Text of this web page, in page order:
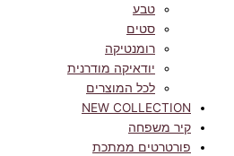
טבע
סטים
רומנטיקה
יודאיקה מודרנית
לכל המוצרים
NEW COLLECTION
קיר משפחה
פורטרטים ממתכת